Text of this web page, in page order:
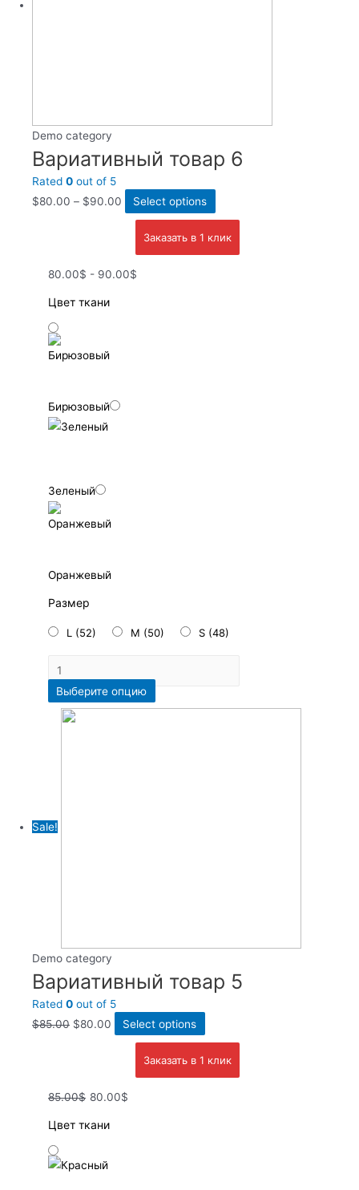
Demo category
Вариативный товар 6
Rated 0 out of 5
$80.00 – $90.00 Select options
Заказать в 1 клик
80.00$ - 90.00$
Цвет ткани
Бирюзовый
Зеленый
Оранжевый
Размер
L (52) M (50) S (48)
Выберите опцию
Sale!
Demo category
Вариативный товар 5
Rated 0 out of 5
$85.00 $80.00 Select options
Заказать в 1 клик
85.00$ 80.00$
Цвет ткани